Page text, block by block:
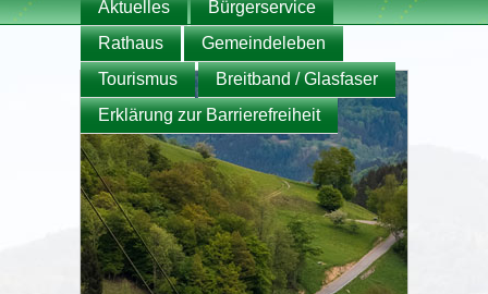
Aktuelles
Bürgerservice
Rathaus
Gemeindeleben
Tourismus
Breitband / Glasfaser
Erklärung zur Barrierefreiheit